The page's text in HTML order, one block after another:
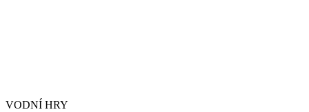
VODNÍ HRY